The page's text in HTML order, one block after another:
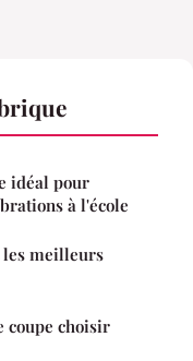
idéal pour
à l'école
les meilleurs
coupe choisir